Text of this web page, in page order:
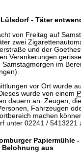
- Täter
von Freitag auf
zwei
und der
Verankerungen
Samstagmorgen im
vor Ort wurde
wurde von einem
dauern an. Zeugen,
Fahrzeugen
machen
unter 02241 / 5413221
Papiermühle
Belohnung aus